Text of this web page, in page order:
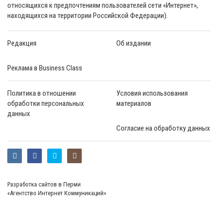
относящихся к предпочтениям пользователей сети «Интернет»,
находящихся на территории Российской Федерации).
Редакция Об издании
Реклама в Business Class
Политика в отношении
обработки персональных
данных
Условия использования
материалов
Согласие на обработку данных
Разработка сайтов в Перми
«Агентство Интернет Коммуникаций»